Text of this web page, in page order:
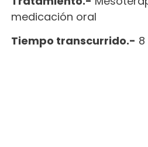
medicación oral
Tiempo transcurrido.-